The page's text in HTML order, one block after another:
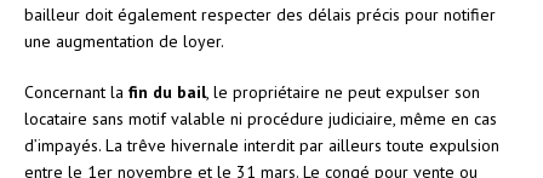
bailleur doit également respecter des délais précis pour notifier
une augmentation de loyer.
Concernant la fin du bail, le propriétaire ne peut expulser son
locataire sans motif valable ni procédure judiciaire, même en cas
d’impayés. La trêve hivernale interdit par ailleurs toute expulsion
entre le 1er novembre et le 31 mars. Le congé pour vente ou